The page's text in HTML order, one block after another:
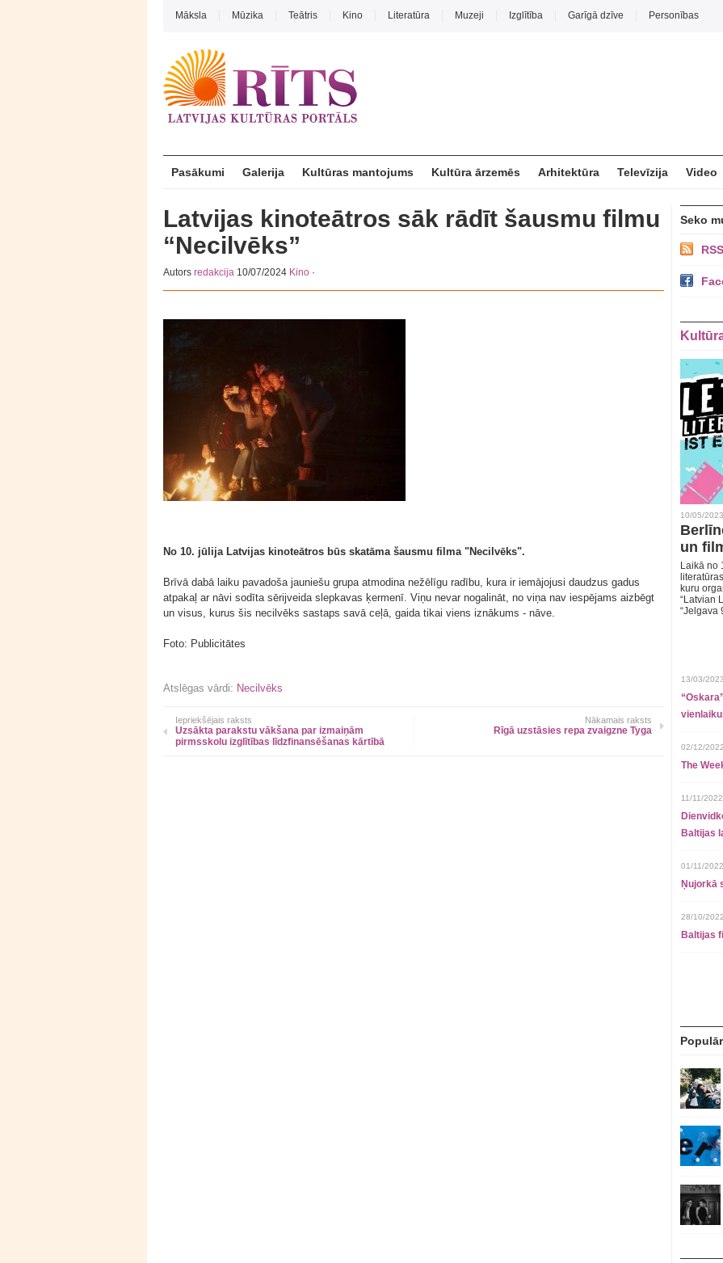
Māksla Mūzika Teātris Kino Literatūra Muzeji Izglītība Garīgā dzīve Personības
Pasākumi Galerija Kultūras mantojums Kultūra ārzemēs Arhitektūra Televīzija Video
Latvijas kinoteātros sāk rādīt šausmu filmu
“Necilvēks”
Autors redakcija 10/07/2024 Kino ·
No 10. jūlija Latvijas kinoteātros būs skatāma šausmu filma "Necilvēks".
Brīvā dabā laiku pavadoša jauniešu grupa atmodina nežēlīgu radību, kura ir iemājojusi daudzus gadus
atpakaļ ar nāvi sodīta sērijveida slepkavas ķermenī. Viņu nevar nogalināt, no viņa nav iespējams aizbēgt
un visus, kurus šis necilvēks sastaps savā ceļā, gaida tikai viens iznākums - nāve.
Foto: Publicitātes
Atslēgas vārdi: Necilvēks
Iepriekšējais raksts
Uzsākta parakstu vākšana par izmaiņām
pirmsskolu izglītības līdzfinansēšanas kārtībā
Nākamais raksts
Rīgā uzstāsies repa zvaigzne Tyga
Seko
10/05/2023
un
Laikā no
kuru
“Latvian
“Jelgava
13/03/
02/12/2022
The
11/11/2022
Baltijas
01/11/2022
Ņujorkā
28/10/2022
Baltijas